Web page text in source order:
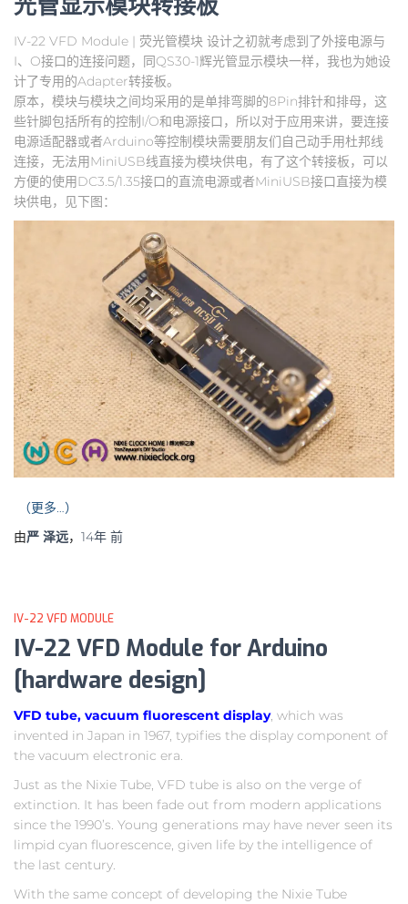
光管显示模块转接板
IV-22 VFD Module | 荧光管模块 设计之初就考虑到了外接电源与
I、O接口的连接问题，同QS30-1辉光管显示模块一样，我也为她设
计了专用的Adapter转接板。
原本，模块与模块之间均采用的是单排弯脚的8Pin排针和排母，这
些针脚包括所有的控制I/O和电源接口，所以对于应用来讲，要连接
电源适配器或者Arduino等控制模块需要朋友们自己动手用杜邦线
连接，无法用MiniUSB线直接为模块供电，有了这个转接板，可以
方便的使用DC3.5/1.35接口的直流电源或者MiniUSB接口直接为模
块供电，见下图：
（更多…）
由严 泽远， 14年 前
IV-22 VFD MODULE
IV-22 VFD Module for Arduino
[hardware design]
VFD tube, vacuum fluorescent display, which was
invented in Japan in 1967, typifies the display component of
the vacuum electronic era.
Just as the Nixie Tube, VFD tube is also on the verge of
extinction. It has been fade out from modern applications
since the 1990’s. Young generations may have never seen its
limpid cyan fluorescence, given life by the intelligence of
the last century.
With the same concept of developing the Nixie Tube